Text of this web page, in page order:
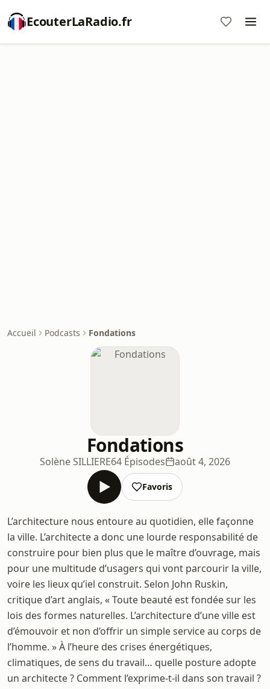
EcouterLaRadio.fr
Accueil Podcasts Fondations
Fondations
Solène SILLIERE64 Épisodes août 4, 2026
Favoris
L’architecture nous entoure au quotidien, elle façonne
la ville. L’architecte a donc une lourde responsabilité de
construire pour bien plus que le maître d’ouvrage, mais
pour une multitude d’usagers qui vont parcourir la ville,
voire les lieux qu’iel construit. Selon John Ruskin,
critique d’art anglais, « Toute beauté est fondée sur les
lois des formes naturelles. L’architecture d’une ville est
d’émouvoir et non d’offrir un simple service au corps de
l’homme. » À l’heure des crises énergétiques,
climatiques, de sens du travail… quelle posture adopte
un architecte ? Comment l’exprime-t-il dans son travail ?